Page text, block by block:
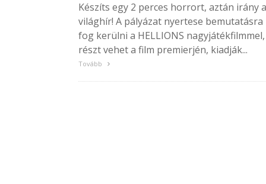
Készíts egy 2 perces horrort, aztán irány a
világhír! A pályázat nyertese bemutatásra
fog kerülni a HELLIONS nagyjátékfilmmel,
részt vehet a film premierjén, kiadják...
Tovább